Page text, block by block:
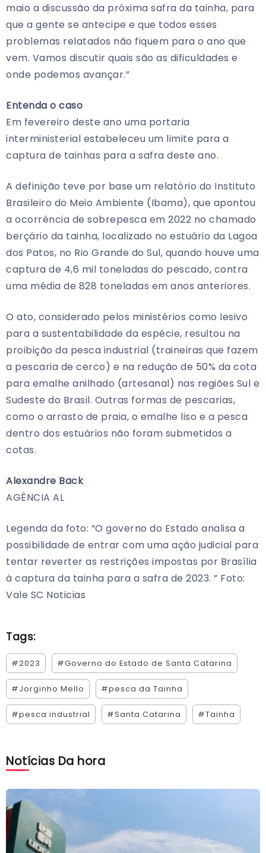
maio a discussão da próxima safra da tainha, para
que a gente se antecipe e que todos esses
problemas relatados não fiquem para o ano que
vem. Vamos discutir quais são as dificuldades e
onde podemos avançar.”
Entenda o caso
Em fevereiro deste ano uma portaria
interministerial estabeleceu um limite para a
captura de tainhas para a safra deste ano.
A definição teve por base um relatório do Instituto
Brasileiro do Meio Ambiente (Ibama), que apontou
a ocorrência de sobrepesca em 2022 no chamado
berçário da tainha, localizado no estuário da Lagoa
dos Patos, no Rio Grande do Sul, quando houve uma
captura de 4,6 mil toneladas do pescado, contra
uma média de 828 toneladas em anos anteriores.
O ato, considerado pelos ministérios como lesivo
para a sustentabilidade da espécie, resultou na
proibição da pesca industrial (traineiras que fazem
a pescaria de cerco) e na redução de 50% da cota
para emalhe anilhado (artesanal) nas regiões Sul e
Sudeste do Brasil. Outras formas de pescarias,
como o arrasto de praia, o emalhe liso e a pesca
dentro dos estuários não foram submetidos a
cotas.
Alexandre Back
AGÊNCIA AL
Legenda da foto: “O governo do Estado analisa a
possibilidade de entrar com uma ação judicial para
tentar reverter as restrições impostas por Brasília
à captura da tainha para a safra de 2023. ” Foto:
Vale SC Noticias
Tags:
#2023 #Governo do Estado de Santa Catarina
#Jorginho Mello #pesca da Tainha
#pesca industrial #Santa Catarina #Tainha
Notícias Da hora